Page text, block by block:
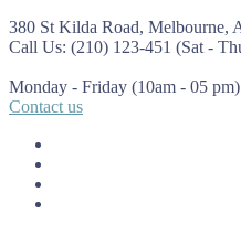
380 St Kilda Road, Melbourne,
Call Us: (210) 123-451 (Sat -
Monday - Friday (10am - 05 pm)
Contact us